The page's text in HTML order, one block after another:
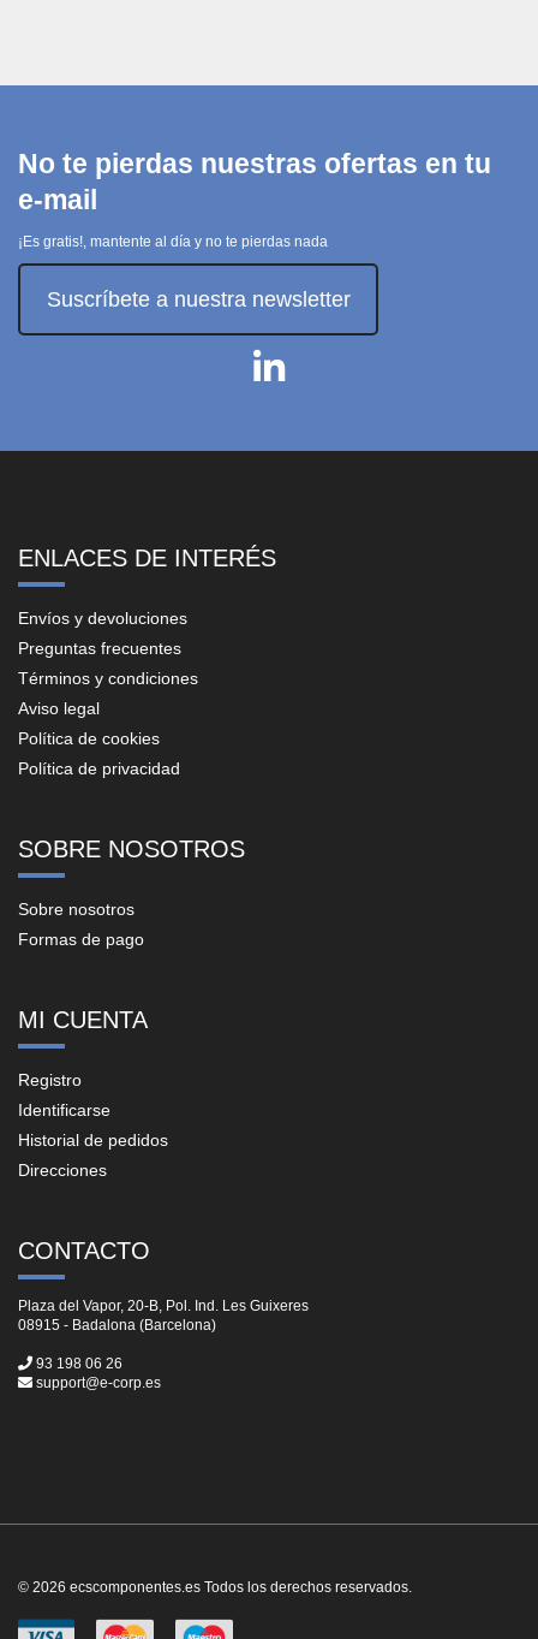
No te pierdas nuestras ofertas en tu
e-mail
¡Es gratis!, mantente al día y no te pierdas nada
Suscríbete a nuestra newsletter
ENLACES DE INTERÉS
Envíos y devoluciones
Preguntas frecuentes
Términos y condiciones
Aviso legal
Política de cookies
Política de privacidad
SOBRE NOSOTROS
Sobre nosotros
Formas de pago
MI CUENTA
Registro
Identificarse
Historial de pedidos
Direcciones
CONTACTO
Plaza del Vapor, 20-B, Pol. Ind. Les Guixeres
08915 - Badalona (Barcelona)
93 198 06 26
support@e-corp.es
© 2026 ecscomponentes.es Todos los derechos reservados.